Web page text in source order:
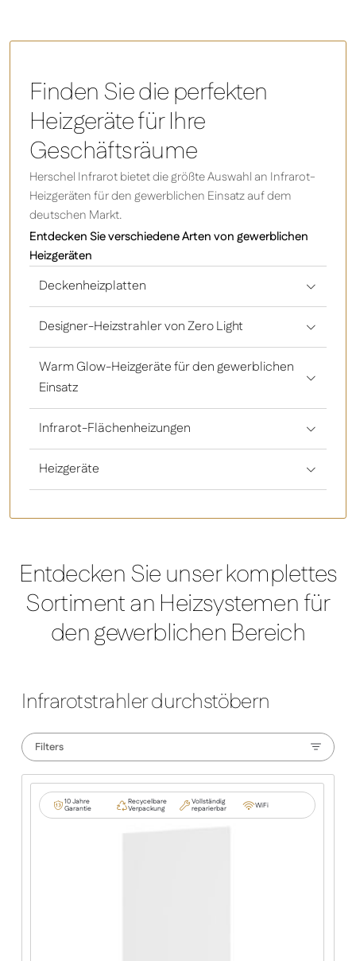
Finden Sie die perfekten
Heizgeräte für Ihre
Geschäftsräume
Herschel Infrarot bietet die größte Auswahl an Infrarot-
Heizgeräten für den gewerblichen Einsatz auf dem
deutschen Markt.
Entdecken Sie verschiedene Arten von gewerblichen
Heizgeräten
Deckenheizplatten
Designer-Heizstrahler von Zero Light
Warm Glow-Heizgeräte für den gewerblichen
Einsatz
Infrarot-Flächenheizungen
Heizgeräte
Entdecken Sie unser komplettes
Sortiment an Heizsystemen für
den gewerblichen Bereich
Infrarotstrahler durchstöbern
Filters
10 Jahre
Garantie
Recycelbare
Verpackung
Vollständig
reparierbar WiFi